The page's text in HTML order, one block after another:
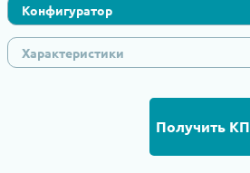
Конфигуратор
Характеристики
Получить КП